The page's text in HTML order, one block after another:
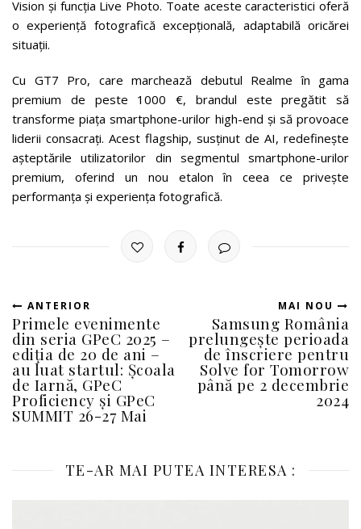
Vision și funcția Live Photo. Toate aceste caracteristici oferă
o experiență fotografică excepțională, adaptabilă oricărei
situații.
Cu GT7 Pro, care marchează debutul Realme în gama
premium de peste 1000 €, brandul este pregătit să
transforme piața smartphone-urilor high-end și să provoace
liderii consacrați. Acest flagship, susținut de AI, redefinește
așteptările utilizatorilor din segmentul smartphone-urilor
premium, oferind un nou etalon în ceea ce privește
performanța și experiența fotografică.
ANTERIOR
Primele evenimente
din seria GPeC 2025 –
ediția de 20 de ani –
au luat startul: Școala
de Iarnă, GPeC
Proficiency și GPeC
SUMMIT 26-27 Mai
MAI NOU
Samsung România
prelungește perioada
de înscriere pentru
Solve for Tomorrow
până pe 2 decembrie
2024
TE-AR MAI PUTEA INTERESA :